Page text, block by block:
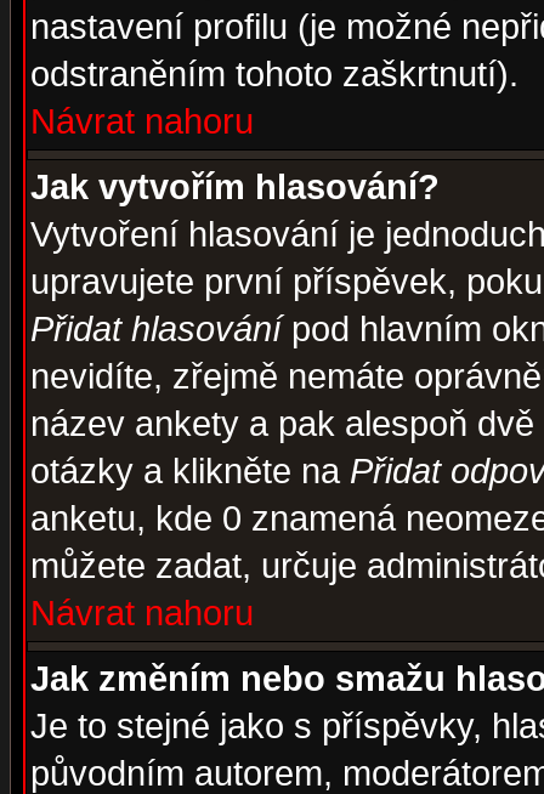
nastavení profilu (je možné
odstraněním tohoto zaškrtnutí).
Návrat nahoru
Jak vytvořím hlasování?
Vytvoření hlasování je
upravujete první příspěvek,
Přidat hlasovánípod hlavním
nevidíte, zřejmě nemáte
název ankety a pak alespoň
otázky a klikněte na Přidat
anketu, kde 0 znamená
můžete zadat, určuje
Návrat nahoru
Jak změním nebo smažu
Je to stejné jako s příspěvky,
původním autorem,